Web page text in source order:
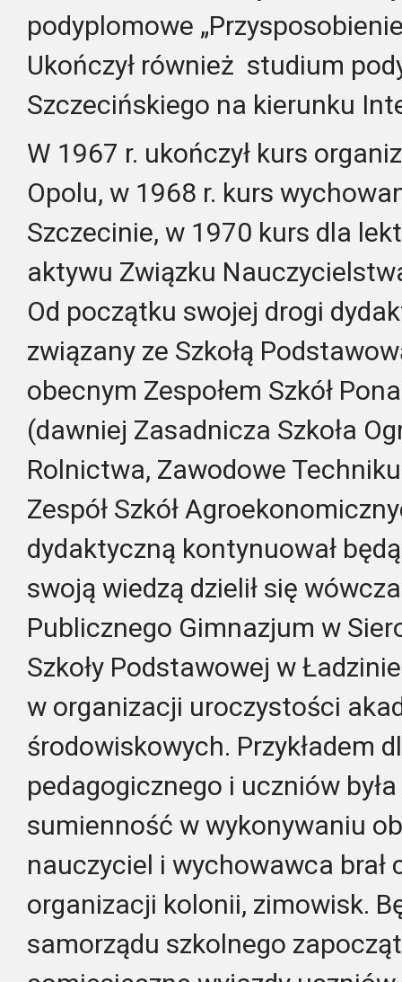
podyplomowe
Ukończył również studium
Szczecińskiego na kierunku
W 1967 r. ukończył kurs
Opolu, w 1968 r. kurs
Szczecinie, w 1970 kurs dla
aktywu Związku
Od początku swojej drogi
związany ze Szkołą
obecnym Zespołem Szkół
(dawniej Zasadnicza Szkoła
Rolnictwa, Zawodowe
Zespół Szkół
dydaktyczną kontynuował
swoją wiedzą dzielił się
Publicznego Gimnazjum w
Szkoły Podstawowej w
w organizacji uroczystości
środowiskowych. Przykładem
pedagogicznego i uczniów
sumienność w wykonywaniu
nauczyciel i wychowawca brał
organizacji kolonii, zimowisk.
samorządu szkolnego